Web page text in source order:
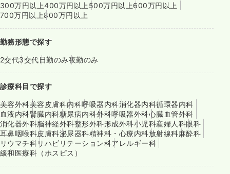
300万円以上400万円以上 500万円以上600万円以上
700万円以上800万円以上
勤務形態で探す
2交代3交代日勤のみ夜勤のみ
診療科目で探す
美容外科美容皮膚科内科呼吸器内科消化器内科循環器内科
血液内科腎臓内科糖尿病内科外科呼吸器外科心臓血管外科
消化器外科脳神経外科整形外科形成外科小児科産婦人科眼科
耳鼻咽喉科皮膚科泌尿器科精神科・心療内科放射線科麻酔科
リウマチ科リハビリテーション科アレルギー科
緩和医療科（ホスピス）